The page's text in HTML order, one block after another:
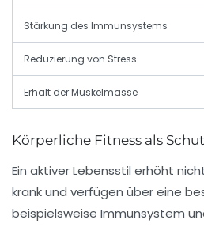
Stärkung des Immunsystems
Reduzierung von Stress
Erhalt der Muskelmasse
Körperliche Fitness als
Ein aktiver Lebensstil erhöht
krank und verfügen über eine
beispielsweise Immunsystem